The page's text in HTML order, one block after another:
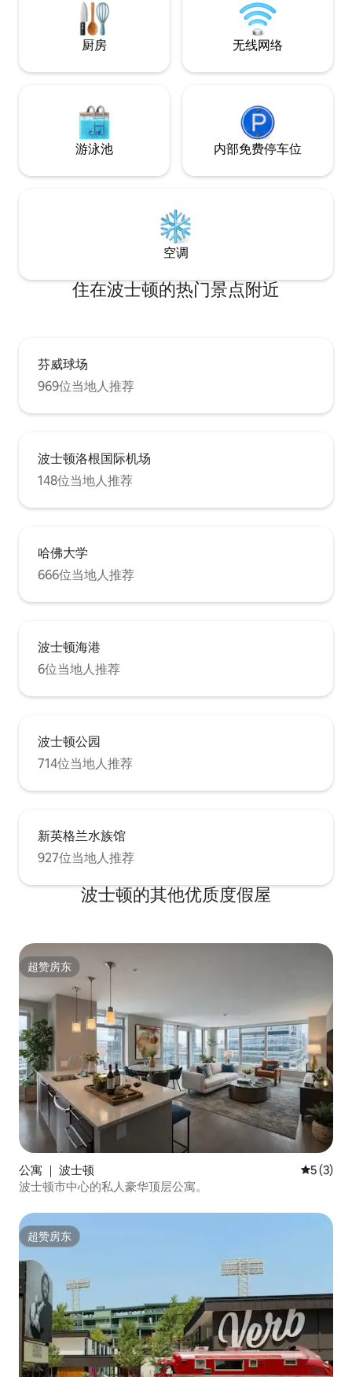
of the downtown location. NEED MORE
SPACE/DATES? Message us about our
Freedom Trail,
Arts.
厨房 无线网络
游泳池 内部免费停车位
空调
住在波士顿的热门景点附近
芬威球场
969位当地人推荐
波士顿洛根国际机场
148位当地人推荐
哈佛大学
666位当地人推荐
波士顿海港
6位当地人推荐
波士顿公园
714位当地人推荐
新英格兰水族馆
927位当地人推荐
波士顿的其他优质度假屋
超赞房东
超赞房东
公寓 ｜ 波士顿 平均评分
5 (3)
波士顿市中心的私人豪华顶层公寓。
超赞房东
超赞房东